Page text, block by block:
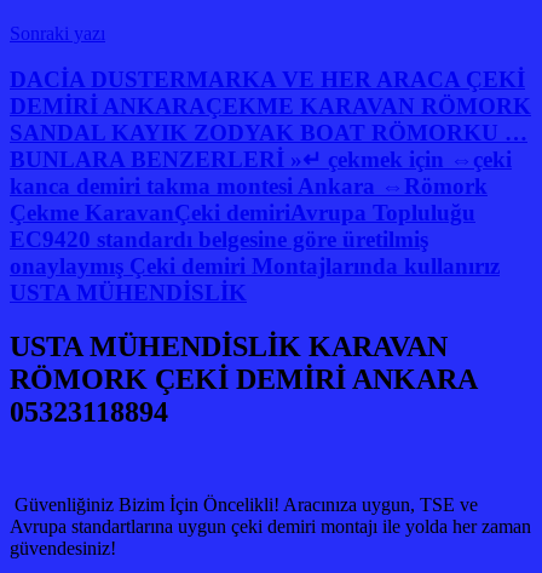
Sonraki yazı
DACİA DUSTERMARKA VE HER ARACA ÇEKİ
DEMİRİ ANKARAÇEKME KARAVAN RÖMORK
SANDAL KAYIK ZODYAK BOAT RÖMORKU …
BUNLARA BENZERLERİ »↵ çekmek için ⇔çeki
kanca demiri takma montesi Ankara ⇔Römork
Çekme KaravanÇeki demiriAvrupa Topluluğu
EC9420 standardı belgesine göre üretilmiş
onaylaymış Çeki demiri Montajlarında kullanırız
USTA MÜHENDİSLİK
USTA MÜHENDİSLİK KARAVAN
RÖMORK ÇEKİ DEMİRİ ANKARA
05323118894
Güvenliğiniz Bizim İçin Öncelikli! Aracınıza uygun, TSE ve
Avrupa standartlarına uygun çeki demiri montajı ile yolda her zaman
güvendesiniz!